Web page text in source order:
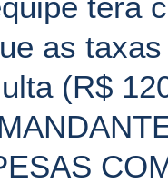
terá
as
(R$